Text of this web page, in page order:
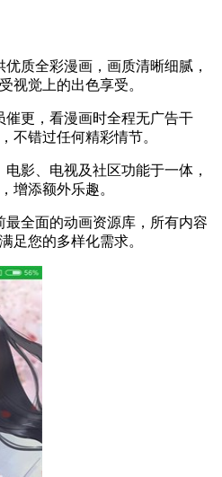
质全彩漫画，画质清晰细腻，
视觉上的出色享受。
催更，看漫画时全程无广告干
不错过任何精彩情节。
影、电视及社区功能于一体，
增添额外乐趣。
全面的动画资源库，所有内容
足您的多样化需求。